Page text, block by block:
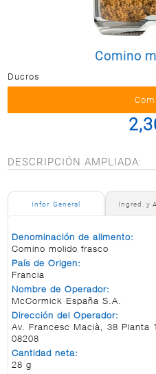
BAZAR
Comino
Ducros
DESCRIPCIÓN AMPLIADA:
Infor. General Ingred. y
Denominación de alimento:
Comino molido frasco
País de Origen:
Francia
Nombre de Operador:
McCormick España S.A.
Dirección del Operador:
Av. Francesc Macià, 38 Planta
08208
Cantidad neta:
28 g